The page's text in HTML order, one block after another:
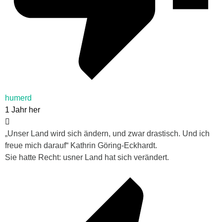
humerd
1 Jahr her
„Unser Land wird sich ändern, und zwar drastisch. Und ich
freue mich darauf“ Kathrin Göring-Eckhardt.
Sie hatte Recht: usner Land hat sich verändert.